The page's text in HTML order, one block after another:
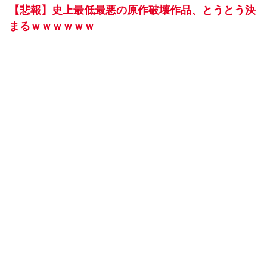
【悲報】史上最低最悪の原作破壊作品、とうとう決
まるｗｗｗｗｗｗ